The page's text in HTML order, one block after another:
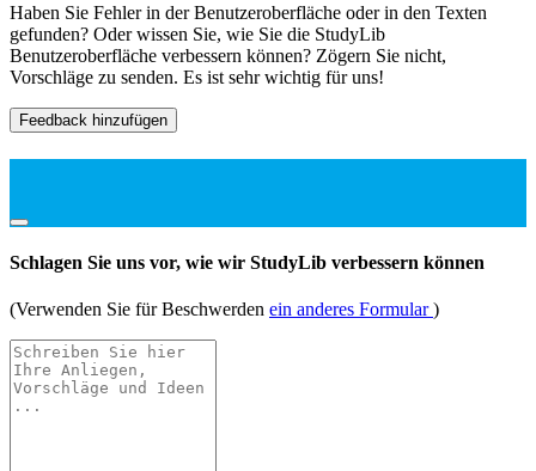
Haben Sie Fehler in der Benutzeroberfläche oder in den Texten
gefunden? Oder wissen Sie, wie Sie die StudyLib
Benutzeroberfläche verbessern können? Zögern Sie nicht,
Vorschläge zu senden. Es ist sehr wichtig für uns!
Feedback hinzufügen
Schlagen Sie uns vor, wie wir StudyLib verbessern können
(Verwenden Sie für Beschwerden ein anderes Formular)